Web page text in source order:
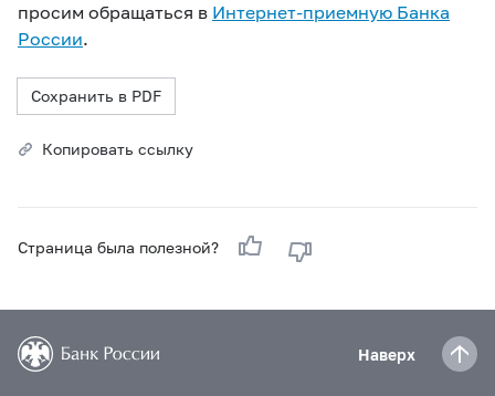
просим обращаться в Интернет-приемную Банка
России.
Сохранить в PDF
Копировать ссылку
Страница была полезной?
Наверх